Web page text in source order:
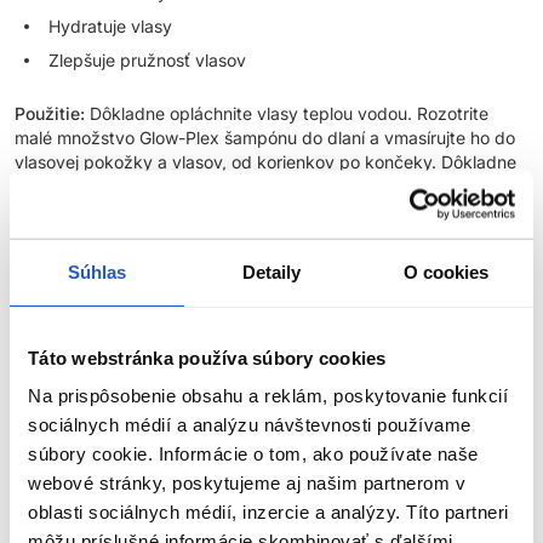
Súhlas Detaily O cookies
Táto webstránka používa súbory cookies
Na prispôsobenie obsahu a reklám, poskytovanie funkcií
sociálnych médií a analýzu návštevnosti používame
súbory cookie. Informácie o tom, ako používate naše
webové stránky, poskytujeme aj našim partnerom v
oblasti sociálnych médií, inzercie a analýzy. Títo partneri
Hydratuje vlasy
Zlepšuje pružnosť vlasov
Použitie: Dôkladne opláchnite vlasy teplou vodou. Rozotrite
malé množstvo Glow-Plex šampónu do dlaní a vmasírujte ho do
vlasovej pokožky a vlasov, od korienkov po končeky. Dôkladne
opláchnite vlasy teplou vodou, aby ste sa uistili, že všetok
šampón je vymytý. Umývajte šampónom 2x. Pre najlepšie
výsledky pokračujte slamelárnou vodouakondicionérom.
Subrina Professional Care
Žiarivý lesk. Bez krepovatenia. Dokonalá výživa.
Predstavujeme revolučný rad starostlivosti o vlasy navrhnutý
transformovať Vaše vlasy na najzdravšie žiarivé vlasy bez
krepovatenia. Vďaka raduGlow-Plexzažijete výnimočný lesk,
ultimátnu kontrolu nad krepovatením a hĺbkovú výživu. Rad